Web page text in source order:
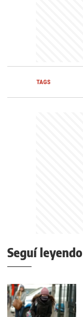
TAGS
Seguí leyendo